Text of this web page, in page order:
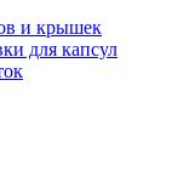
и крышек
для капсул